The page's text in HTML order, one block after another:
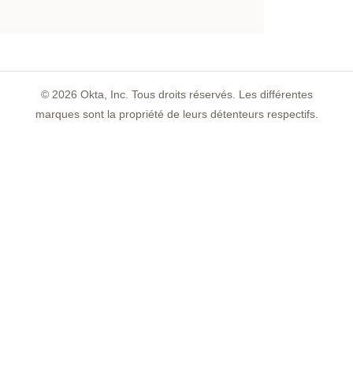
© 2026 Okta, Inc. Tous droits réservés. Les différentes
marques sont la propriété de leurs détenteurs respectifs.